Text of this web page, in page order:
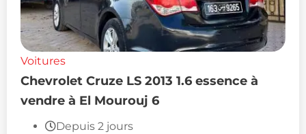
Voitures
Chevrolet Cruze LS 2013 1.6 essence à
vendre à El Mourouj 6
Depuis 2 jours